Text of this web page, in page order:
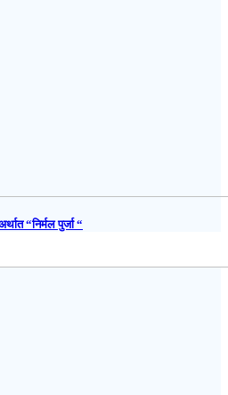
“निर्मल पुर्जा “